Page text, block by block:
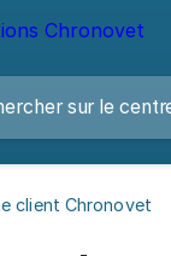
client Chronovet